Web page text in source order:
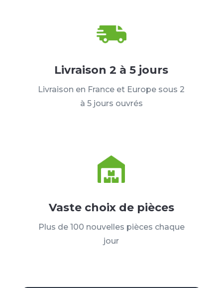
Livraison 2 à 5 jours
Livraison en France et Europe sous 2
à 5 jours ouvrés
Vaste choix de pièces
Plus de 100 nouvelles pièces chaque
jour